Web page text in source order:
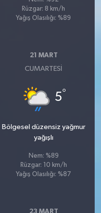
Rüzgar: 8 km/h
Yağış Olasılığı: %89
21 MART
CUMARTESI
5°
Bölgesel düzensiz yağmur
yağışlı
Nem: %89
Rüzgar: 10 km/h
Yağış Olasılığı: %87
23 MART